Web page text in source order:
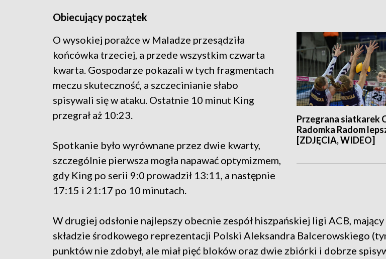
Obiecujący początek
Przegrana siatkarek
Radomka Radom
[ZDJĘCIA, WIDEO]
O wysokiej porażce w Maladze przesądziła
końcówka trzeciej, a przede wszystkim czwarta
kwarta. Gospodarze pokazali w tych fragmentach
meczu skuteczność, a szczecinianie słabo
spisywali się w ataku. Ostatnie 10 minut King
przegrał aż 10:23.
Spotkanie było wyrównane przez dwie kwarty,
szczególnie pierwsza mogła napawać optymizmem,
gdy King po serii 9:0 prowadził 13:11, a następnie
17:15 i 21:17 po 10 minutach.
W drugiej odsłonie najlepszy obecnie zespół hiszpańskiej ligi ACB, mający
składzie środkowego reprezentacji Polski Aleksandra Balcerowskiego
punktów nie zdobył, ale miał pięć bloków oraz dwie zbiórki i dobrze